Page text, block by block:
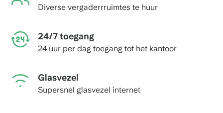
Diverse vergaderrruimtes te huur
24/7 toegang
24 uur per dag toegang tot het kantoor
Glasvezel
Supersnel glasvezel internet